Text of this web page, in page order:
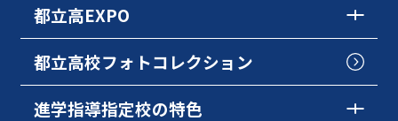
都立高EXPO
都立高校フォトコレクション
進学指導指定校の特色